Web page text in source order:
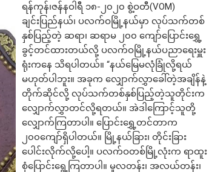
ရန်ကုန်၊ဇန်နဝါရီ ၁၈-၂၀၂၀ စွဲ့ဝတီ(VOM)
ချင်းပြည်နယ်၊ ပလက်ဝမြို့နယ်မှာ လုပ်သက်တစ်
နှစ်ပြည့်တဲ့ ဆရာ၊ ဆရာမ ၂၀၀ ကျော်ပြောင်းရွှေ့
ခွင့်တင်ထားတယ်လို့ ပလက်ဝမြို့နယ်ပညာရေးမှူး
ရုံးကနေ သိရပါတယ်။ “နယ်မြေမလုံခြုံလို့ရယ်
မဟုတ်ပါဘူး။ အခုက လျှောက်လွှာခေါ်တဲ့အချိန်နဲ့
တိုက်ဆိုင်လို့ လုပ်သက်တစ်နှစ်ပြည့်တဲ့သူတိုင်းက
လျှောက်လွှာတင်လို့ရတယ်။ အဲဒါကြောင့်သူတို့
လျှောက်ကြတာပါ။ ပြောင်းရွှေ့တင်တာက
၂၀၀ကျော်ရှိပါတယ်။ မြို့နယ်ခြား၊ တိုင်းခြား
ပေါင်းလိုက်လို့ပေါ့။ ပလက်ဝတစ်မြို့လုံးက ရာထူး
စုံပြောင်းရွေ့ကြတာပါ။ မူလတန်း၊ အလယ်တန်း၊